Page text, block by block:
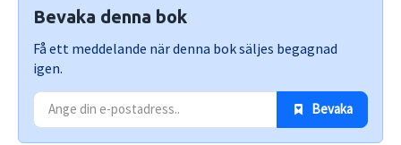
Bevaka denna bok
Få ett meddelande när denna bok säljes begagnad
igen.
Bevaka